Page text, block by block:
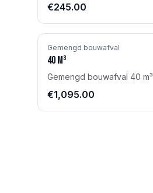
€245.00
Gemengd bouwafval
40m³
Gemengd bouwafval 40 m³
€1,095.00